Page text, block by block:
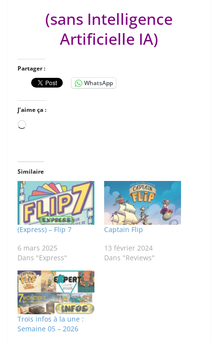
(sans Intelligence
Artificielle IA)
Partager :
WhatsApp
J’aime ça :
Chargement…
Similaire
(Express) – Flip 7
6 mars 2025
Dans "Express"
Captain Flip
13 février 2024
Dans "Reviews"
Trois infos à la une :
Semaine 05 – 2026